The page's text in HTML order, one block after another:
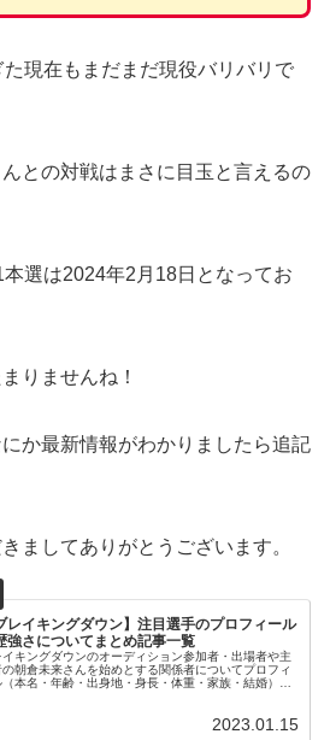
現在もまだまだ現役バリバリで
との対戦はまさに目玉と言えるの
選は2024年2月18日となってお
りませんね！
か最新情報がわかりましたら追記
ましてありがとうございます。
レイキングダウン】注目選手のプロフィール
強さについてまとめ記事一覧
イキングダウンのオーディション参加者・出場者や主
の朝倉未来さんを始めとする関係者についてプロフィ
（本名・年齢・出身地・身長・体重・家族・結婚）や
2023.01.15